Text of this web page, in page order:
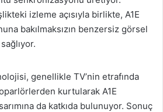
izleme açısıyla birlikte, A1E
bakılmaksızın benzersiz görsel
genellikle TV’nin etrafında
kurtularak A1E
da katkıda bulunuyor. Sonuç